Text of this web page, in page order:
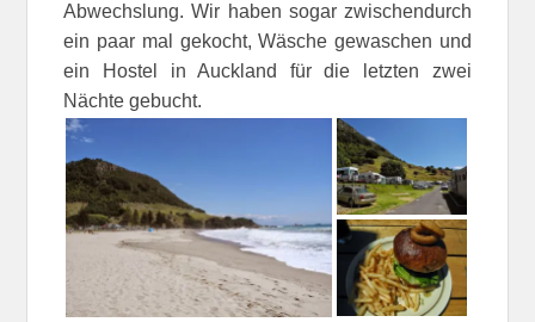
Abwechslung. Wir haben sogar zwischendurch
ein paar mal gekocht, Wäsche gewaschen und
ein Hostel in Auckland für die letzten zwei
Nächte gebucht.